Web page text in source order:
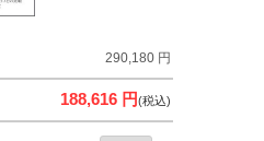
290,180 円
188,616 円(税込)